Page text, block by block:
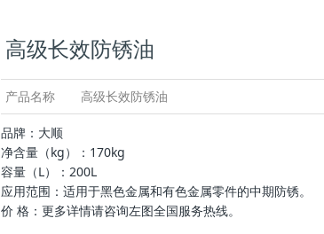
高级长效防锈油
产品名称 高级长效防锈油
品牌：大顺
净含量（kg）：170kg
容量（L）：200L
应用范围：适用于黑色金属和有色金属零件的中期防锈。
价 格：更多详情请咨询左图全国服务热线。